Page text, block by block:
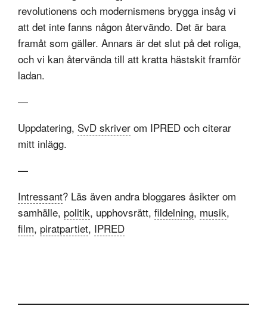
revolutionens och modernismens brygga insåg vi
att det inte fanns någon återvändo. Det är bara
framåt som gäller. Annars är det slut på det roliga,
och vi kan återvända till att kratta hästskit framför
ladan.
—
Uppdatering, SvD skriver om IPRED och citerar
mitt inlägg.
—
Intressant? Läs även andra bloggares åsikter om
samhälle, politik, upphovsrätt, fildelning, musik,
film, piratpartiet, IPRED